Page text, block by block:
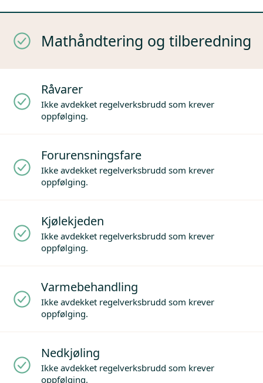
Mathåndtering og tilberedning
Råvarer
Ikke avdekket regelverksbrudd som krever
oppfølging.
Forurensningsfare
Ikke avdekket regelverksbrudd som krever
oppfølging.
Kjølekjeden
Ikke avdekket regelverksbrudd som krever
oppfølging.
Varmebehandling
Ikke avdekket regelverksbrudd som krever
oppfølging.
Nedkjøling
Ikke avdekket regelverksbrudd som krever
oppfølging.